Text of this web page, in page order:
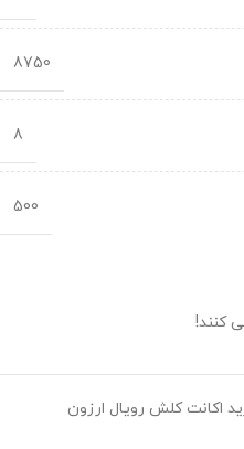
8750
8
500
کنند!
اکانت کلش رویال ارزون